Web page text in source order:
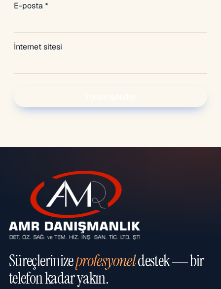
E-posta*
İnternet sitesi
Süreçlerinizeprofesyoneldestek — bir
telefon kadar yakın.